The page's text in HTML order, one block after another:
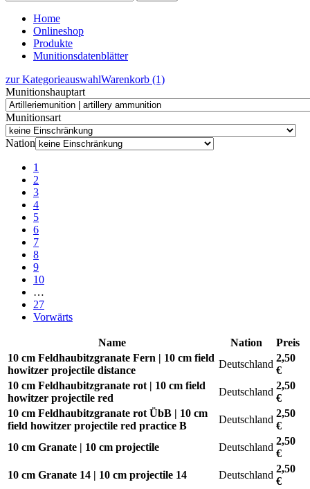
Home
Onlineshop
Produkte
Munitionsdatenblätter
zur KategorieauswahlWarenkorb (1)
Munitionshauptart
Munitionsart
Nation
1
2
3
4
5
6
7
8
9
10
…
27
Vorwärts
Name Nation
Preis
10 cm Feldhaubitzgranate Fern | 10 cm field
howitzer projectile distance
Deutschland
2,50
€
10 cm Feldhaubitzgranate rot | 10 cm field
howitzer projectile red
Deutschland
2,50
€
10 cm Feldhaubitzgranate rot ÜbB | 10 cm
field howitzer projectile red practice B
Deutschland
2,50
€
10 cm Granate | 10 cm projectile
Deutschland
2,50
€
10 cm Granate 14 | 10 cm projectile 14
Deutschland
2,50
€